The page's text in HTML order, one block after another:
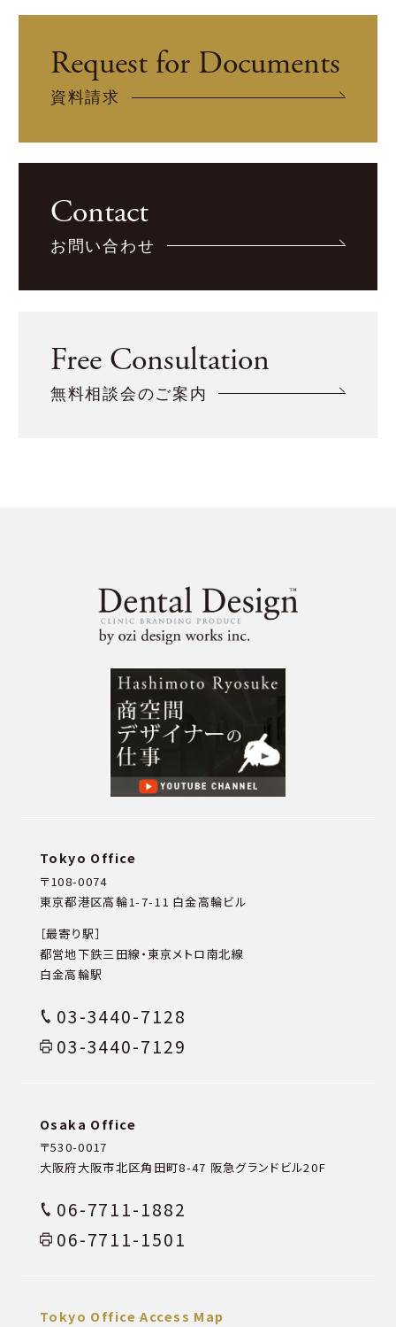
Request for Documents
資料請求
Contact
お問い合わせ
Free Consultation
無料相談会のご案内
Tokyo Office
〒108-0074
東京都港区高輪1-7-11 白金高輪ビル
［最寄り駅］
都営地下鉄三田線・東京メトロ南北線
白金高輪駅
03-3440-7128
03-3440-7129
Osaka Office
〒530-0017
大阪府大阪市北区角田町8-47 阪急グランドビル20F
06-7711-1882
06-7711-1501
Tokyo Office Access Map